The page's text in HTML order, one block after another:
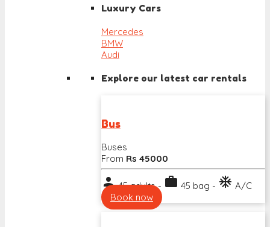
Luxury Cars
Mercedes
BMW
Audi
Explore our latest car rentals
Bus
Buses
From Rs 45000
person45 adults - work 45 bag - ac_unit A/C
Book now